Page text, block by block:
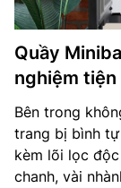
Quầy
nghiệm
Bên trong
trang bị bình
kèm lõi lọc
chanh, vài